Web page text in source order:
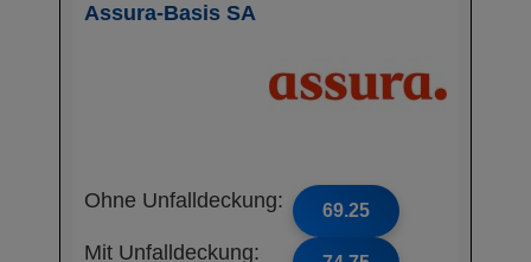
Assura-Basis SA
Ohne Unfalldeckung: 69.25
Mit Unfalldeckung: